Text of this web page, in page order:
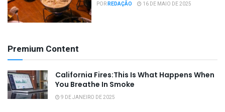
PORREDAÇÃO 16 DE MAIO DE 2025
Premium Content
California Fires:This Is What Happens When
You Breathe In Smoke
9 DE JANEIRO DE 2025